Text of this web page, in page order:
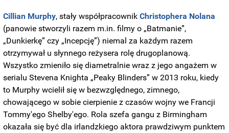
Cillian Murphy, stały współpracownikChristophera Nolana
(panowie stworzyli razem m.in. filmy o „Batmanie”,
„Dunkierkę” czy „Incepcję”) niemal za każdym razem
otrzymywał u słynnego reżysera rolę drugoplanową.
Wszystko zmieniło się diametralnie wraz z jego angażem w
serialu Stevena Knighta „Peaky Blinders” w 2013 roku, kiedy
to Murphy wcielił się w bezwzględnego, zimnego,
chowającego w sobie cierpienie z czasów wojny we Francji
Tommy'ego Shelby'ego. Rola szefa gangu z Birmingham
okazała się być dla irlandzkiego aktora prawdziwym punktem